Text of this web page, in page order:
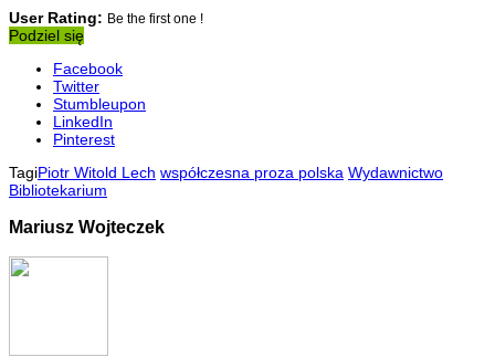
User Rating: Be the first one !
Podziel się
Facebook
Twitter
Stumbleupon
LinkedIn
Pinterest
TagiPiotr Witold Lech współczesna proza polska Wydawnictwo
Bibliotekarium
Mariusz Wojteczek